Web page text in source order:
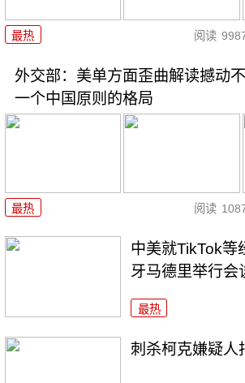
最热 阅读
外交部：美单方面歪曲解读撼动
一个中国原则的格局
最热 阅读
中美就TikTok等
牙马德里举行会
最热
刺杀柯克嫌疑人